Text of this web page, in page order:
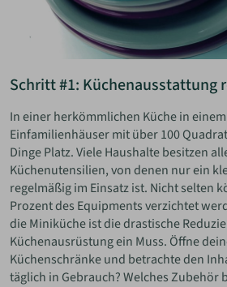
Schritt #1: Küchenausstattung
In einer herkömmlichen Küche in
Einfamilienhäuser mit über 100
Dinge Platz. Viele Haushalte besitzen
Küchenutensilien, von denen nur ein
regelmäßig im Einsatz ist. Nicht selten
Prozent des Equipments verzichtet
die Miniküche ist die drastische
Küchenausrüstung ein Muss. Öffne
Küchenschränke und betrachte den
täglich in Gebrauch? Welches Zubehör